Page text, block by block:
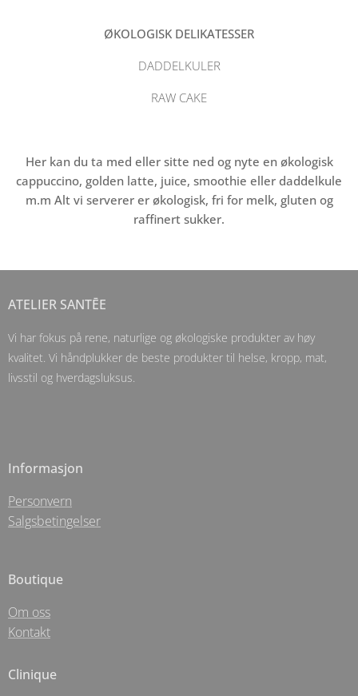
ØKOLOGISK DELIKATESSER
DADDELKULER
RAW CAKE
Her kan du ta med eller sitte ned og nyte en økologisk
cappuccino, golden latte, juice, smoothie eller daddelkule
m.m Alt vi serverer er økologisk, fri for melk, gluten og
raffinert sukker.
ATELIER SANTĒE
Vi har fokus på rene, naturlige og økologiske produkter av høy
kvalitet. Vi håndplukker de beste produkter til helse, kropp, mat,
livsstil og hverdagsluksus.
Informasjon
Personvern
Salgsbetingelser
Boutique
Om oss
Kontakt
Clinique